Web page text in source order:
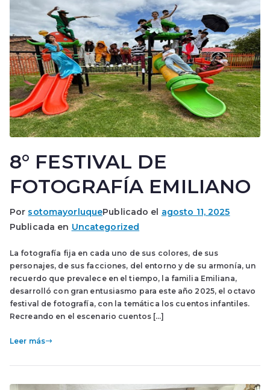
8° FESTIVAL DE
FOTOGRAFÍA EMILIANO
Por sotomayorluquePublicado el agosto 11, 2025
Publicada en Uncategorized
La fotografía fija en cada uno de sus colores, de sus
personajes, de sus facciones, del entorno y de su armonía, un
recuerdo que prevalece en el tiempo, la familia Emiliana,
desarrolló con gran entusiasmo para este año 2025, el octavo
festival de fotografía, con la temática los cuentos infantiles.
Recreando en el escenario cuentos […]
Leer más